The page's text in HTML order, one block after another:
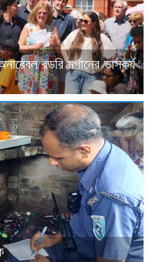
রডরি মর্গানের ভাস্কর্য